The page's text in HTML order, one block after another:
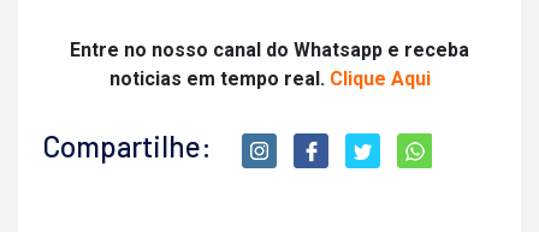
Entre no nosso canal do Whatsapp e receba
noticias em tempo real. Clique Aqui
Compartilhe: